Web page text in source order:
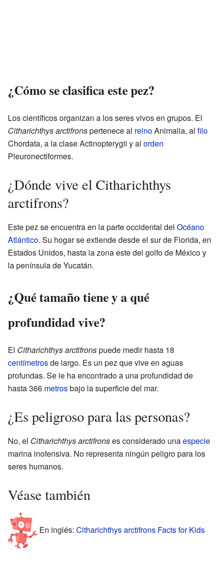
¿Cómo se clasifica este pez?
Los científicos organizan a los seres vivos en grupos. El
Citharichthys arctifronspertenece al reinoAnimalia, al filo
Chordata, a la clase Actinopterygii y al orden
Pleuronectiformes.
¿Dónde vive el Citharichthys
arctifrons?
Este pez se encuentra en la parte occidental del Océano
Atlántico. Su hogar se extiende desde el sur de Florida, en
Estados Unidos, hasta la zona este del golfo de México y
la península de Yucatán.
¿Qué tamaño tiene y a qué
profundidad vive?
El Citharichthys arctifronspuede medir hasta 18
centímetrosde largo. Es un pez que vive en aguas
profundas. Se le ha encontrado a una profundidad de
hasta 366 metrosbajo la superficie del mar.
¿Es peligroso para las personas?
No, el Citharichthys arctifronses considerado unaespecie
marina inofensiva. No representa ningún peligro para los
seres humanos.
Véase también
En inglés: Citharichthys arctifrons Facts for Kids